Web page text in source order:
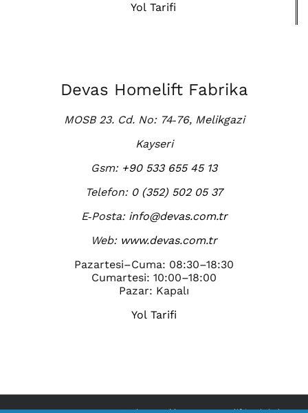
Yol Tarifi
Devas Homelift Fabrika
MOSB 23. Cd. No: 74‑76, Melikgazi
Kayseri
Gsm: +90 533 655 45 13
Telefon: 0 (352) 502 05 37
E‑Posta: info@devas.com.tr
Web: www.devas.com.tr
Pazartesi–Cuma: 08:30–18:30
Cumartesi: 10:00–18:00
Pazar: Kapalı
Yol Tarifi